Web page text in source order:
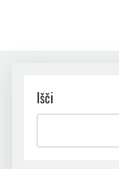
Išči